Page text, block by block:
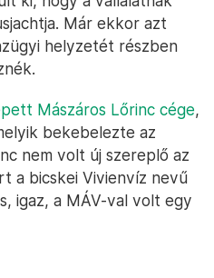
Már ekkor azt
helyzetét részben
Mászáros Lőrinc cége,
bekebelezte az
nem volt új szereplő az
a bicskei Vivienvíz nevű
igaz, a MÁV-val volt egy